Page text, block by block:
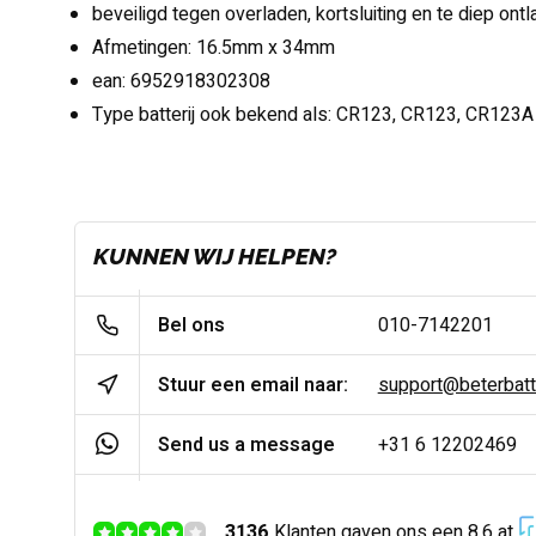
beveiligd tegen overladen, kortsluiting en te diep
Afmetingen: 16.5mm x 34mm
ean: 6952918302308
Type batterij ook bekend als: CR123, CR123, CR123A
KUNNEN WIJ HELPEN?
Bel ons 010-7142201
Stuur een email naar:
Send us a message +31 6 12202469